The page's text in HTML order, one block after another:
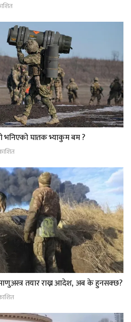
भनिएको घातक भ्याकुम बम ?
तयार राख्न आदेश, अब के हुनसक्छ?